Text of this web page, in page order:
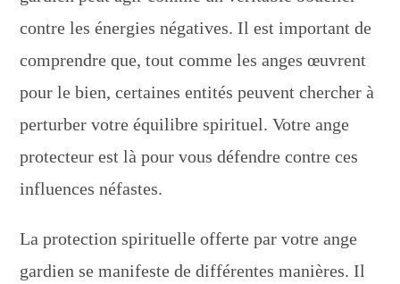
contre les énergies négatives. Il est important de
comprendre que, tout comme les anges œuvrent
pour le bien, certaines entités peuvent chercher à
perturber votre équilibre spirituel. Votre ange
protecteur est là pour vous défendre contre ces
influences néfastes.
La protection spirituelle offerte par votre ange
gardien se manifeste de différentes manières. Il